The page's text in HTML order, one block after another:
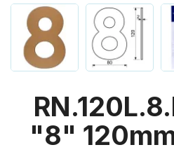
"8"